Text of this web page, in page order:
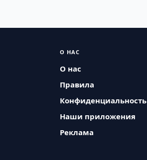
О НАС
О нас
Правила
Конфиденциальность
Наши приложения
Реклама